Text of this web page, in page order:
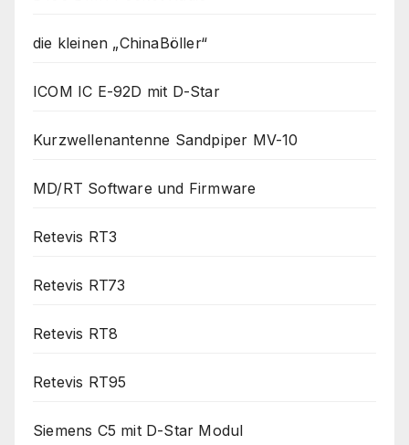
die kleinen „ChinaBöller“
ICOM IC E-92D mit D-Star
Kurzwellenantenne Sandpiper MV-10
MD/RT Software und Firmware
Retevis RT3
Retevis RT73
Retevis RT8
Retevis RT95
Siemens C5 mit D-Star Modul